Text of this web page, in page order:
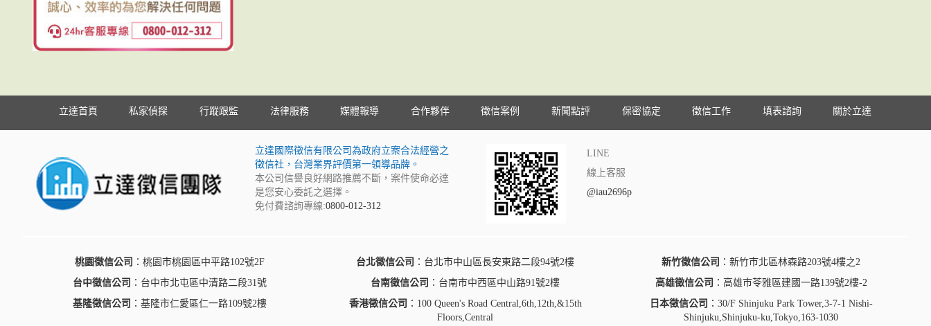
立達首頁 私家偵探 行蹤跟監 法律服務 媒體報導 合作夥伴 徵信案例 新聞點評 保密協定 徵信工作 填表諮詢 關於立達
立達國際徵信有限公司為政府立案合法經營之
徵信社，台灣業界評價第一領導品牌。
本公司信譽良好網路推薦不斷，案件使命必達
是您安心委託之選擇。
免付費諮詢專線:0800-012-312
LINE
線上客服
@iau2696p
桃園徵信公司 ：桃園市桃園區中平路102號2F 台北徵信公司 ：台北市中山區長安東路二段94號2樓 新竹徵信公司 ：新竹市北區林森路203號4樓之2
台中徵信公司 ：台中市北屯區中清路二段31號 台南徵信公司 ：台南市中西區中山路91號2樓 高雄徵信公司 ：高雄市苓雅區建國一路139號2樓-2
基隆徵信公司 ：基隆市仁愛區仁一路109號2樓 香港徵信公司 ：100 Queen's Road Central,6th,12th,&15th
Floors,Central
日本徵信公司 ：30/F Shinjuku Park Tower,3-7-1 Nishi-
Shinjuku,Shinjuku-ku,Tokyo,163-1030